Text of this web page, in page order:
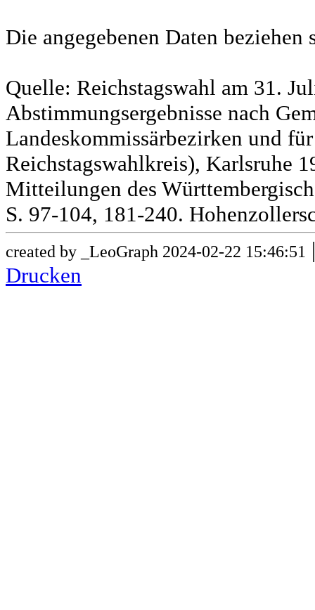
Die angegebenen Daten
Quelle: Reichstagswahl am 31.
Abstimmungsergebnisse nach
Landeskommissärbezirken und
Reichstagswahlkreis), Karlsruhe
Mitteilungen des
S. 97-104, 181-240.
created by _LeoGraph 2024-02-22 15:46:51
Drucken